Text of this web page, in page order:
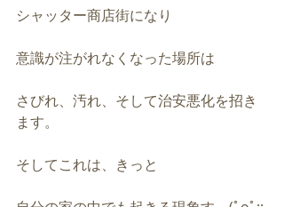
シャッター商店街になり
意識が注がれなくなった場所は
さびれ、汚れ、そして治安悪化を招き
ます。
そしてこれは、きっと